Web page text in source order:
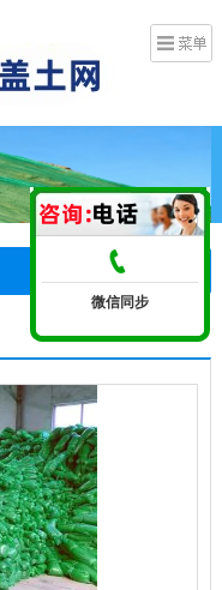
微信同步